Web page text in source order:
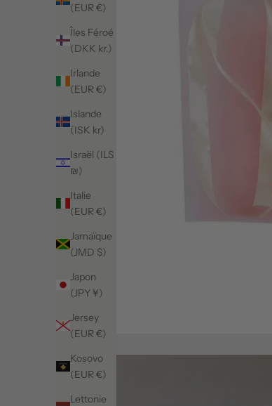
(EUR €)
Îles Féroé
(DKK kr.)
Irlande
(EUR €)
Islande
(ISK kr)
Israël (ILS
₪)
Italie
(EUR €)
Jamaïque
(JMD $)
Japon
(JPY ¥)
Jersey
(EUR €)
Kosovo
(EUR €)
Lettonie